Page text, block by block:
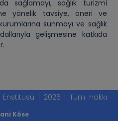
sağlamayı, sağlık turizmi
yönelik tavsiye, öneri ve
sunmayı ve sağlık
gelişmesine katkıda
Enstitüsü I 2026 I Tüm hakkı
Köse